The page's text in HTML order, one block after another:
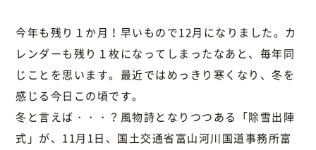
今年も残り１か月！早いもので12月になりました。カ
レンダーも残り１枚になってしまったなあと、毎年同
じことを思います。最近ではめっきり寒くなり、冬を
感じる今日この頃です。
冬と言えば・・・？風物詩となりつつある「除雪出陣
式」が、11月1日、国土交通省富山河川国道事務所富